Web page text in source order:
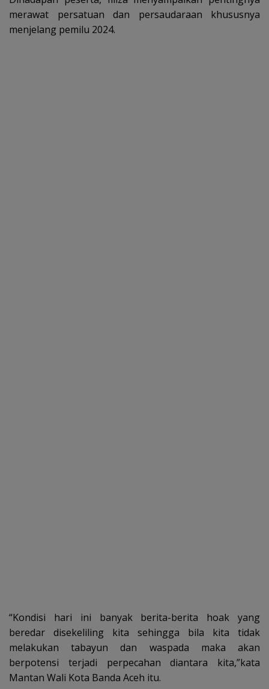
merawat persatuan dan persaudaraan khususnya
menjelang pemilu 2024.
“Kondisi hari ini banyak berita-berita hoak yang
beredar disekeliling kita sehingga bila kita tidak
melakukan tabayun dan waspada maka akan
berpotensi terjadi perpecahan diantara kita,”kata
Mantan Wali Kota Banda Aceh itu.